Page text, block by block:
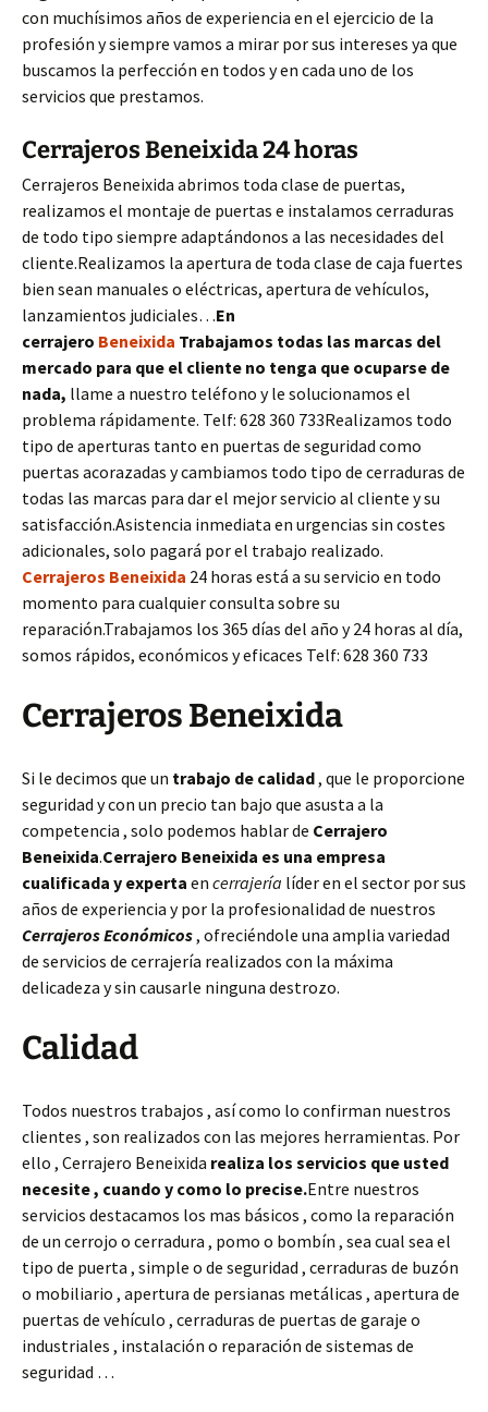
con muchísimos años de experiencia en el ejercicio de la
profesión y siempre vamos a mirar por sus intereses ya que
buscamos la perfección en todos y en cada uno de los
servicios que prestamos.
Cerrajeros Beneixida 24 horas
Cerrajeros Beneixida abrimos toda clase de puertas,
realizamos el montaje de puertas e instalamos cerraduras
de todo tipo siempre adaptándonos a las necesidades del
cliente.Realizamos la apertura de toda clase de caja fuertes
bien sean manuales o eléctricas, apertura de vehículos,
lanzamientos judiciales…En
cerrajero Beneixida Trabajamos todas las marcas del
mercado para que el cliente no tenga que ocuparse de
nada, llame a nuestro teléfono y le solucionamos el
problema rápidamente. Telf: 628 360 733Realizamos todo
tipo de aperturas tanto en puertas de seguridad como
puertas acorazadas y cambiamos todo tipo de cerraduras de
todas las marcas para dar el mejor servicio al cliente y su
satisfacción.Asistencia inmediata en urgencias sin costes
adicionales, solo pagará por el trabajo realizado.
Cerrajeros Beneixida 24 horas está a su servicio en todo
momento para cualquier consulta sobre su
reparación.Trabajamos los 365 días del año y 24 horas al día,
somos rápidos, económicos y eficaces Telf: 628 360 733
Cerrajeros Beneixida
Si le decimos que un trabajo de calidad, que le proporcione
seguridad y con un precio tan bajo que asusta a la
competencia , solo podemos hablar de Cerrajero
Beneixida.Cerrajero Beneixida es una empresa
cualificada y experta en cerrajería líder en el sector por sus
años de experiencia y por la profesionalidad de nuestros
Cerrajeros Económicos, ofreciéndole una amplia variedad
de servicios de cerrajería realizados con la máxima
delicadeza y sin causarle ninguna destrozo.
Calidad
Todos nuestros trabajos , así como lo confirman nuestros
clientes , son realizados con las mejores herramientas. Por
ello , Cerrajero Beneixida realiza los servicios que usted
necesite , cuando y como lo precise.Entre nuestros
servicios destacamos los mas básicos , como la reparación
de un cerrojo o cerradura , pomo o bombín , sea cual sea el
tipo de puerta , simple o de seguridad , cerraduras de buzón
o mobiliario , apertura de persianas metálicas , apertura de
puertas de vehículo , cerraduras de puertas de garaje o
industriales , instalación o reparación de sistemas de
seguridad …